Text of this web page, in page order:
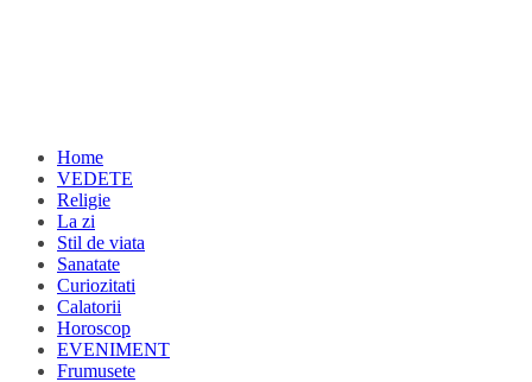
Home
VEDETE
Religie
La zi
Stil de viata
Sanatate
Curiozitati
Calatorii
Horoscop
EVENIMENT
Frumusete